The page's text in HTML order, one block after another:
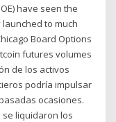
have seen the
to much
Board Options
futures volumes
de los activos
podría impulsar
ocasiones.
se liquidaron los